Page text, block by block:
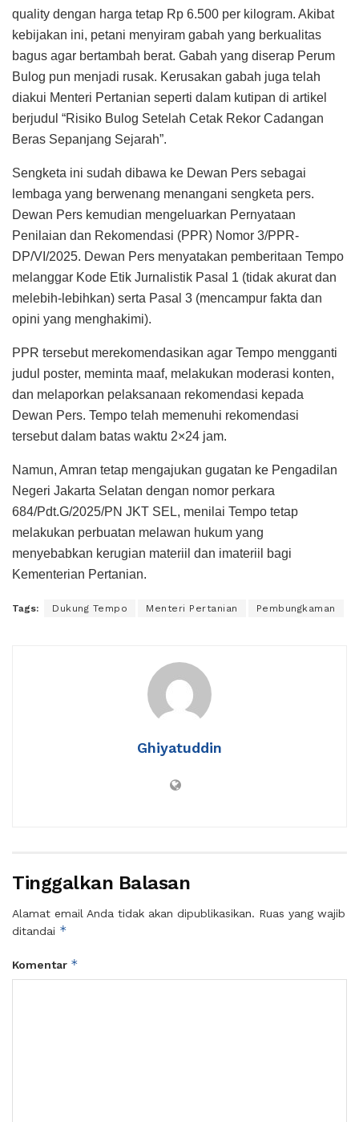
quality dengan harga tetap Rp 6.500 per kilogram. Akibat
kebijakan ini, petani menyiram gabah yang berkualitas
bagus agar bertambah berat. Gabah yang diserap Perum
Bulog pun menjadi rusak. Kerusakan gabah juga telah
diakui Menteri Pertanian seperti dalam kutipan di artikel
berjudul “Risiko Bulog Setelah Cetak Rekor Cadangan
Beras Sepanjang Sejarah”.
Sengketa ini sudah dibawa ke Dewan Pers sebagai
lembaga yang berwenang menangani sengketa pers.
Dewan Pers kemudian mengeluarkan Pernyataan
Penilaian dan Rekomendasi (PPR) Nomor 3/PPR-
DP/VI/2025. Dewan Pers menyatakan pemberitaan Tempo
melanggar Kode Etik Jurnalistik Pasal 1 (tidak akurat dan
melebih-lebihkan) serta Pasal 3 (mencampur fakta dan
opini yang menghakimi).
PPR tersebut merekomendasikan agar Tempo mengganti
judul poster, meminta maaf, melakukan moderasi konten,
dan melaporkan pelaksanaan rekomendasi kepada
Dewan Pers. Tempo telah memenuhi rekomendasi
tersebut dalam batas waktu 2×24 jam.
Namun, Amran tetap mengajukan gugatan ke Pengadilan
Negeri Jakarta Selatan dengan nomor perkara
684/Pdt.G/2025/PN JKT SEL, menilai Tempo tetap
melakukan perbuatan melawan hukum yang
menyebabkan kerugian materiil dan imateriil bagi
Kementerian Pertanian.
Tags: Dukung Tempo Menteri Pertanian Pembungkaman
Ghiyatuddin
Tinggalkan Balasan
Alamat email Anda tidak akan dipublikasikan. Ruas yang wajib
ditandai *
Komentar *